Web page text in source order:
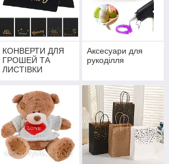
КОНВЕРТИ ДЛЯ
ГРОШЕЙ ТА
ЛИСТІВКИ
Аксесуари для
рукоділля